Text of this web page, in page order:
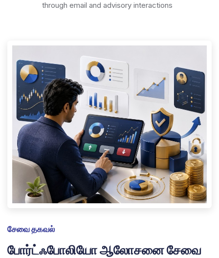
through email and advisory interactions
சேவை தகவல்
போர்ட்ஃபோலியோ ஆலோசனை சேவை